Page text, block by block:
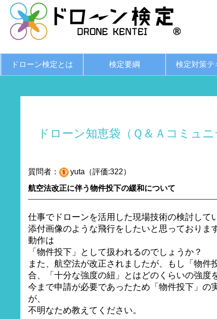
ドローン検定とは 検定要綱 検定対策テ
ドローン知恵袋（Ｑ＆Ａコミュ
質問者：
yuta（評価:322）
航空法改正に伴う物件投下の緩和について
仕事でドローンを活用した現場技術の検討して
添付画像のような飛行をしたいと思っておりま
動作は
「物件投下」として扱われるのでしょうか？
また、航空法が改正されましたが、もし「物件
合、「十分な強度の紐」とはどのくらいの強度
今まで申請が必要であったため「物件投下」の
が、
不明なため教えてください。